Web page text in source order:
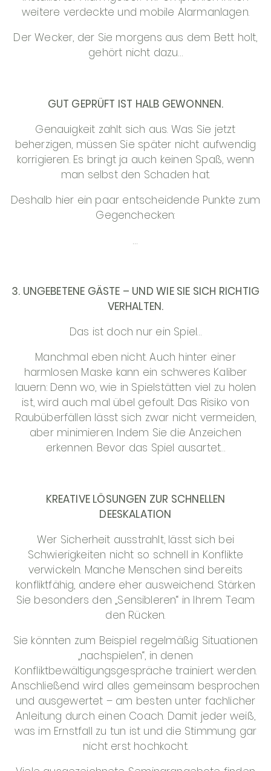
weitere verdeckte und mobile Alarmanlagen.
Der Wecker, der Sie morgens aus dem Bett holt,
gehört nicht dazu…
GUT GEPRÜFT IST HALB GEWONNEN.
Genauigkeit zahlt sich aus. Was Sie jetzt
beherzigen, müssen Sie später nicht aufwendig
korrigieren. Es bringt ja auch keinen Spaß, wenn
man selbst den Schaden hat.
Deshalb hier ein paar entscheidende Punkte zum
Gegenchecken:
…
3. UNGEBETENE GÄSTE – UND WIE SIE SICH RICHTIG
VERHALTEN.
Das ist doch nur ein Spiel…
Manchmal eben nicht. Auch hinter einer
harmlosen Maske kann ein schweres Kaliber
lauern: Denn wo, wie in Spielstätten viel zu holen
ist, wird auch mal übel gefoult. Das Risiko von
Raubüberfällen lässt sich zwar nicht vermeiden,
aber minimieren. Indem Sie die Anzeichen
erkennen. Bevor das Spiel ausartet…
KREATIVE LÖSUNGEN ZUR SCHNELLEN
DEESKALATION
Wer Sicherheit ausstrahlt, lässt sich bei
Schwierigkeiten nicht so schnell in Konflikte
verwickeln. Manche Menschen sind bereits
konfliktfähig, andere eher ausweichend. Stärken
Sie besonders den „Sensibleren“ in Ihrem Team
den Rücken.
Sie könnten zum Beispiel regelmäßig Situationen
„nachspielen“, in denen
Konfliktbewältigungsgespräche trainiert werden.
Anschließend wird alles gemeinsam besprochen
und ausgewertet – am besten unter fachlicher
Anleitung durch einen Coach. Damit jeder weiß,
was im Ernstfall zu tun ist und die Stimmung gar
nicht erst hochkocht.